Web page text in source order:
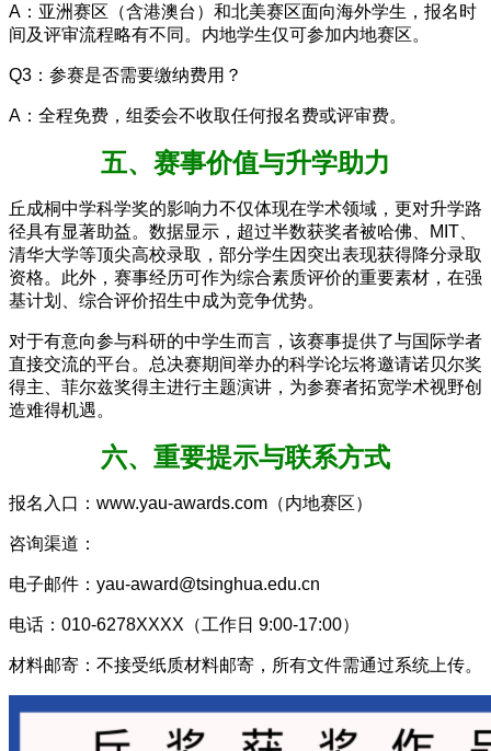
A：亚洲赛区（含港澳台）和北美赛区面向海外学生，报名时
间及评审流程略有不同。内地学生仅可参加内地赛区。
Q3：参赛是否需要缴纳费用？
A：全程免费，组委会不收取任何报名费或评审费。
五、赛事价值与升学助力
丘成桐中学科学奖的影响力不仅体现在学术领域，更对升学路
径具有显著助益。数据显示，超过半数获奖者被哈佛、MIT、
清华大学等顶尖高校录取，部分学生因突出表现获得降分录取
资格。此外，赛事经历可作为综合素质评价的重要素材，在强
基计划、综合评价招生中成为竞争优势。
对于有意向参与科研的中学生而言，该赛事提供了与国际学者
直接交流的平台。总决赛期间举办的科学论坛将邀请诺贝尔奖
得主、菲尔兹奖得主进行主题演讲，为参赛者拓宽学术视野创
造难得机遇。
六、重要提示与联系方式
报名入口：www.yau-awards.com（内地赛区）
咨询渠道：
电子邮件：yau-award@tsinghua.edu.cn
电话：010-6278XXXX（工作日 9:00-17:00）
材料邮寄：不接受纸质材料邮寄，所有文件需通过系统上传。